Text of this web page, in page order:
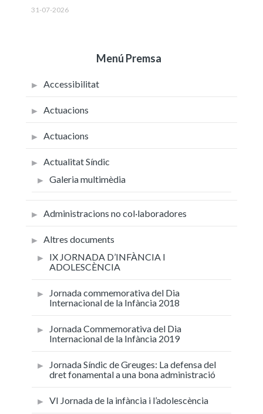
31-07-2026
Menú Premsa
Accessibilitat
Actuacions
Actuacions
Actualitat Síndic
Galeria multimèdia
Administracions no col·laboradores
Altres documents
IX JORNADA D’INFÀNCIA I
ADOLESCÈNCIA
Jornada commemorativa del Dia
Internacional de la Infància 2018
Jornada Commemorativa del Dia
Internacional de la Infància 2019
Jornada Síndic de Greuges: La defensa del
dret fonamental a una bona administració
VI Jornada de la infància i l’adolescència